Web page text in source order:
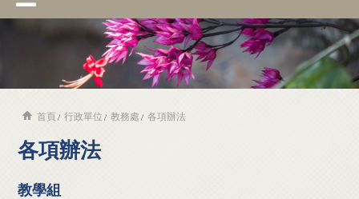
首頁 行政單位 教務處 各項辦法
各項辦法
教學組